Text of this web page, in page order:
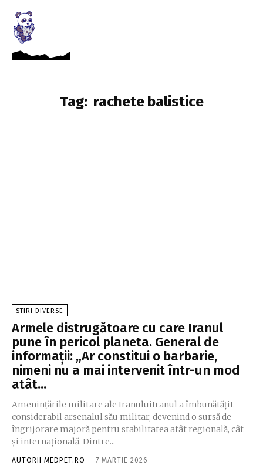
Tag: rachete balistice
STIRI DIVERSE
Armele distrugătoare cu care Iranul
pune în pericol planeta. General de
informații: „Ar constitui o barbarie,
nimeni nu a mai intervenit într-un mod
atât...
Amenințările militare ale IranuluiIranul a îmbunătățit
considerabil arsenalul său militar, devenind o sursă de
îngrijorare majoră pentru stabilitatea atât regională, cât
și internațională. Dintre...
AUTORII MEDPET.RO - 7 MARTIE 2026